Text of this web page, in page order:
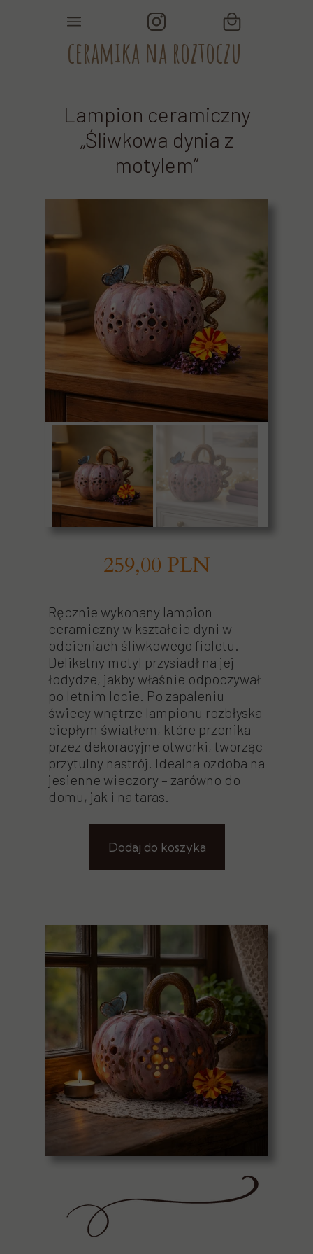
ceramika na roztoczu
Dodaj do koszyka
Ręcznie wykonany lampion
ceramiczny w kształcie dyni w
odcieniach śliwkowego fioletu.
Delikatny motyl przysiadł na jej
łodydze, jakby właśnie odpoczywał
po letnim locie. Po zapaleniu
świecy wnętrze lampionu rozbłyska
ciepłym światłem, które przenika
przez dekoracyjne otworki, tworząc
przytulny nastrój. Idealna ozdoba na
jesienne wieczory – zarówno do
domu, jak i na taras.
259,00 PLN
Lampion ceramiczny
„Śliwkowa dynia z
motylem”